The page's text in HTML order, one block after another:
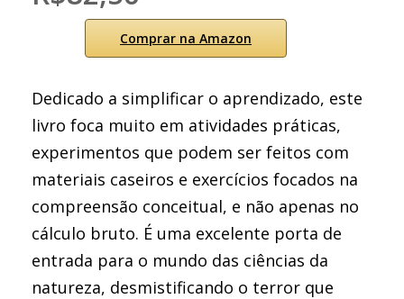
Comprar na Amazon
Dedicado a simplificar o aprendizado, este
livro foca muito em atividades práticas,
experimentos que podem ser feitos com
materiais caseiros e exercícios focados na
compreensão conceitual, e não apenas no
cálculo bruto. É uma excelente porta de
entrada para o mundo das ciências da
natureza, desmistificando o terror que